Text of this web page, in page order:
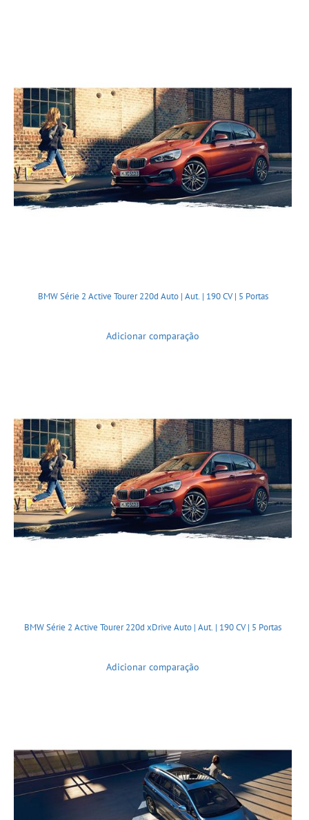
BMW Série 2 Active Tourer 220d Auto | Aut. | 190 CV | 5 Portas
Adicionar comparação
BMW Série 2 Active Tourer 220d xDrive Auto | Aut. | 190 CV | 5 Portas
Adicionar comparação